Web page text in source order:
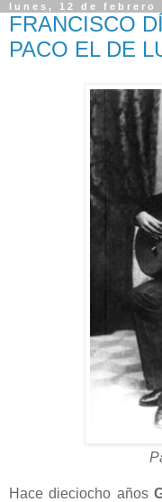
lunes, 12 de febrero
FRANCISCO
PACO EL DE
Hace dieciocho años